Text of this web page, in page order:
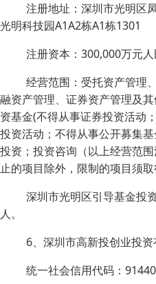
注册地址：深圳市光明区
光明科技园A1A2栋A1栋1301
注册资本：300,000万元
经营范围：受托资产管理
融资产管理、证券资产管理及
资基金(不得从事证券投资活动
投资活动；不得从事公开募集
投资；投资咨询（以上经营范
止的项目除外，限制的项目须取
深圳市光明区引导基金投
人。
6、深圳市高新投创业投资
统一社会信用代码：